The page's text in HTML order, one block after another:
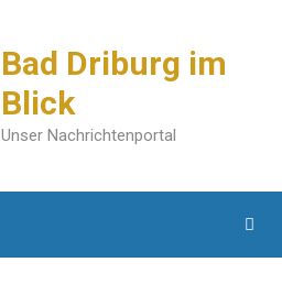
Bad Driburg im
Blick
Unser Nachrichtenportal